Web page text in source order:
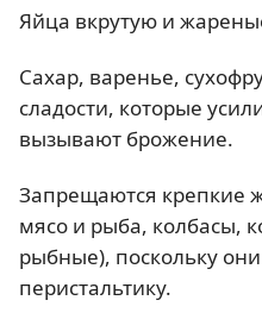
Яйца вкрутую и
Сахар, варенье,
сладости, которые
вызывают брожение.
Запрещаются крепкие
мясо и рыба, колбасы,
рыбные), поскольку
перистальтику.